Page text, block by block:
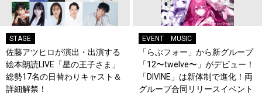
STAGE
佐藤アツヒロが演出・出演する
絵本朗読LIVE「星の王子さま」
総勢17名の日替わりキャスト＆
詳細解禁！
EVENT MUSIC
「らぶフォー」から新グループ
「12〜twelve〜」がデビュー！
「DIVINE」は新体制で進化！両
グループ合同リリースイベント